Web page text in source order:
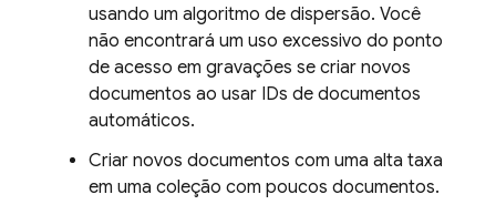
usando um algoritmo de dispersão. Você
não encontrará um uso excessivo do ponto
de acesso em gravações se criar novos
documentos ao usar IDs de documentos
automáticos.
Criar novos documentos com uma alta taxa
em uma coleção com poucos documentos.